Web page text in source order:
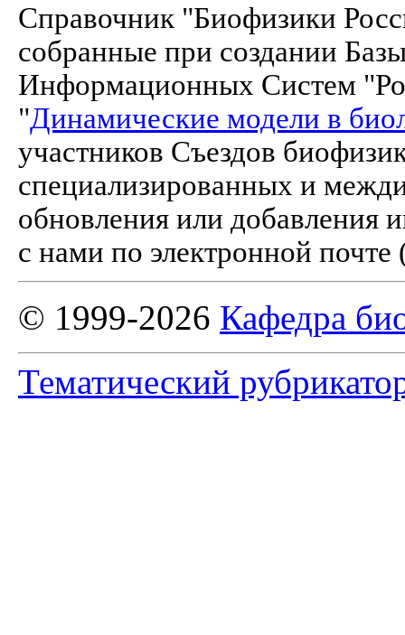
Справочник "Биофизики
собранные при создании
Информационных Систем
"Динамические модели в
участников Съездов
специализированных и
обновления или добавления
с нами по электронной почте
© 1999-2026 Кафедра
Тематический